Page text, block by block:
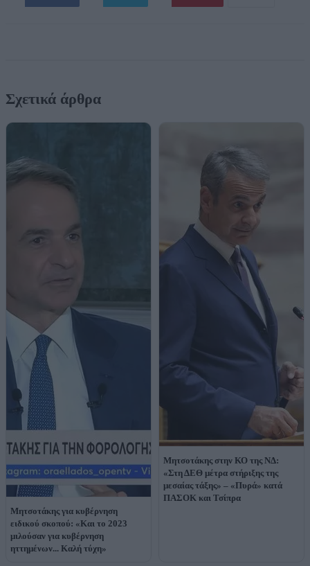
Σχετικά άρθρα
Μητσοτάκης για κυβέρνηση
ειδικού σκοπού: «Και το 2023
μιλούσαν για κυβέρνηση
ηττημένων... Καλή τύχη»
Μητσοτάκης στην ΚΟ της ΝΔ:
«Στη ΔΕΘ μέτρα στήριξης της
μεσαίας τάξης» – «Πυρά» κατά
ΠΑΣΟΚ και Τσίπρα